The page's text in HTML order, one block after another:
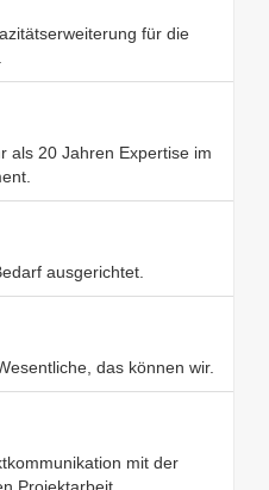
für die
als 20 Jahren Expertise im
ausgerichtet.
das können wir.
mit der